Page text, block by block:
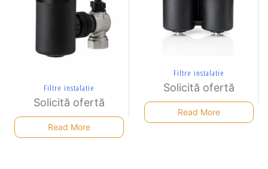
Filtre instalatie
Solicită ofertă
Read More
Filtre instalatie
Solicită ofertă
Read More